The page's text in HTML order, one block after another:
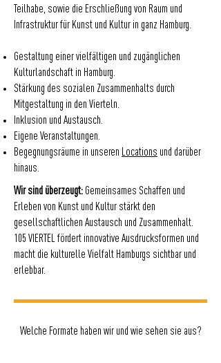
Teilhabe, sowie die Erschließung von Raum und
Infrastruktur für Kunst und Kultur in ganz Hamburg.
Gestaltung einer vielfältigen und zugänglichen
Kulturlandschaft in Hamburg.
Stärkung des sozialen Zusammenhalts durch
Mitgestaltung in den Vierteln.
Inklusion und Austausch.
Eigene Veranstaltungen.
Begegnungsräume in unseren Locations und darüber
hinaus.
Wir sind überzeugt: Gemeinsames Schaffen und
Erleben von Kunst und Kultur stärkt den
gesellschaftlichen Austausch und Zusammenhalt.
105 VIERTEL fördert innovative Ausdrucksformen und
macht die kulturelle Vielfalt Hamburgs sichtbar und
erlebbar.
Welche Formate haben wir und wie sehen sie aus?